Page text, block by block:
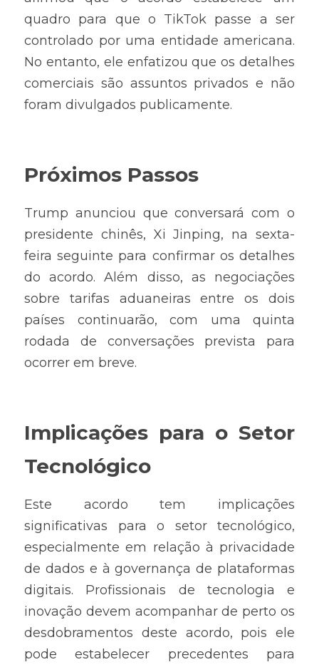
quadro para que o TikTok passe a ser
controlado por uma entidade americana.
No entanto, ele enfatizou que os detalhes
comerciais são assuntos privados e não
foram divulgados publicamente.
Próximos Passos
Trump anunciou que conversará com o
presidente chinês, Xi Jinping, na sexta-
feira seguinte para confirmar os detalhes
do acordo. Além disso, as negociações
sobre tarifas aduaneiras entre os dois
países continuarão, com uma quinta
rodada de conversações prevista para
ocorrer em breve.
Implicações para o Setor
Tecnológico
Este acordo tem implicações
significativas para o setor tecnológico,
especialmente em relação à privacidade
de dados e à governança de plataformas
digitais. Profissionais de tecnologia e
inovação devem acompanhar de perto os
desdobramentos deste acordo, pois ele
pode estabelecer precedentes para